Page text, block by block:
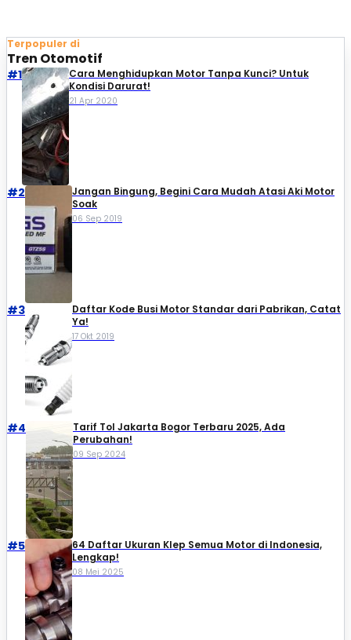
Terpopuler di
Tren Otomotif
#1
Cara Menghidupkan Motor Tanpa Kunci? Untuk
Kondisi Darurat!
21 Apr 2020
#2
Jangan Bingung, Begini Cara Mudah Atasi Aki Motor
Soak
06 Sep 2019
#3
Daftar Kode Busi Motor Standar dari Pabrikan, Catat
Ya!
17 Okt 2019
#4
Tarif Tol Jakarta Bogor Terbaru 2025, Ada
Perubahan!
09 Sep 2024
#5
64 Daftar Ukuran Klep Semua Motor di Indonesia,
Lengkap!
08 Mei 2025